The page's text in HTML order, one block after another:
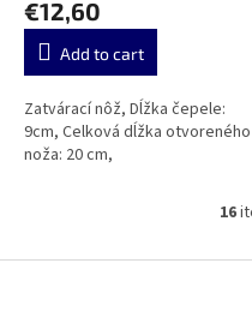
€12,60
Add to cart
Zatvárací nôž, Dĺžka čepele:
9cm, Celková dĺžka otvoreného
noža: 20 cm,
16